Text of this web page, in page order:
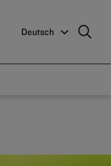
Deutsch